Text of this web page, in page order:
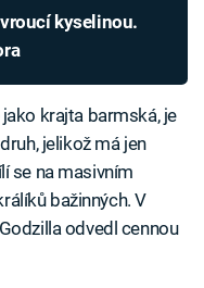
kyselinou.
krajta barmská, je
jelikož má jen
se na masivním
bažinných. V
odvedl cennou